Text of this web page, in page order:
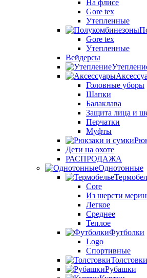
На флисе
Gore tex
Утепленные
Gore tex
Утепленные
Вейдерсы
Головные уборы
Шапки
Балаклава
Защита лица и
Перчатки
Муфты
Дети на охоте
РАСПРОДАЖА
Однотонные
Core
Из шерсти
Легкое
Среднее
Теплое
Футболки
Logo
Спортивные
Толстовки
Рубашки